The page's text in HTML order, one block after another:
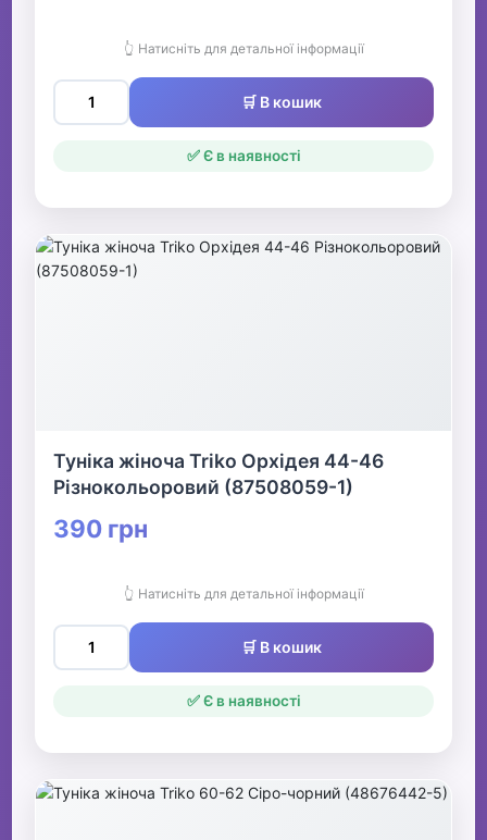
👆 Натисніть для детальної інформації
🛒 В кошик
✅ Є в наявності
Туніка жіноча Triko Орхідея 44-46
Різнокольоровий (87508059-1)
390 грн
👆 Натисніть для детальної інформації
🛒 В кошик
✅ Є в наявності